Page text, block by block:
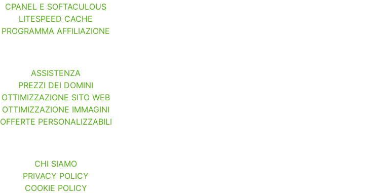
CPANEL E SOFTACULOUS
LITESPEED CACHE
PROGRAMMA AFFILIAZIONE
ASSISTENZA
PREZZI DEI DOMINI
OTTIMIZZAZIONE SITO WEB
OTTIMIZZAZIONE IMMAGINI
OFFERTE PERSONALIZZABILI
CHI SIAMO
PRIVACY POLICY
COOKIE POLICY